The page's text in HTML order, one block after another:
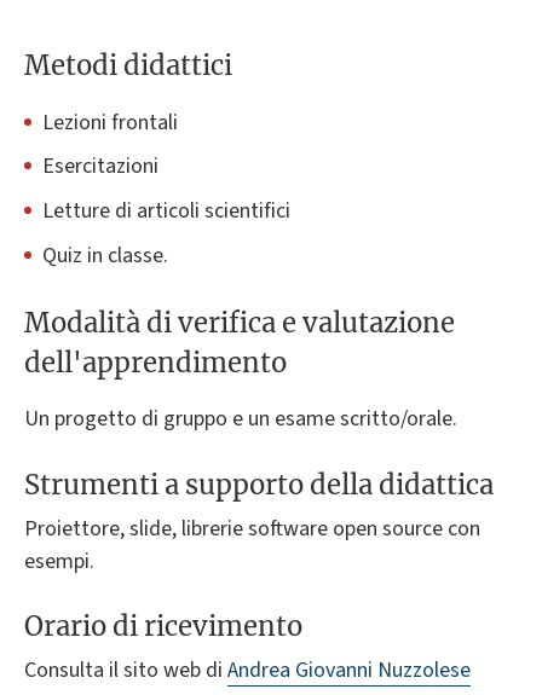
Metodi didattici
Lezioni frontali
Esercitazioni
Letture di articoli scientifici
Quiz in classe.
Modalità di verifica e valutazione
dell'apprendimento
Un progetto di gruppo e un esame scritto/orale.
Strumenti a supporto della didattica
Proiettore, slide, librerie software open source con
esempi.
Orario di ricevimento
Consulta il sito web di Andrea Giovanni Nuzzolese